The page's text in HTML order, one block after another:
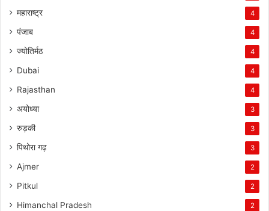
महाराष्ट्र 4
पंजाब 4
ज्योतिर्मठ 4
Dubai 4
Rajasthan 4
अयोध्या 3
रुड़की 3
पिथोरा गढ़ 3
Ajmer 2
Pitkul 2
Himanchal Pradesh 2